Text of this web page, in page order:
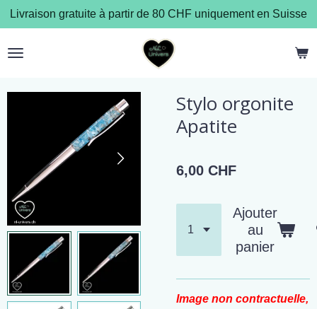
Passer
au
contenu
Livraison gratuite à partir de 80 CHF uniquement en Suisse
Stylo orgonite
Apatite
6,00 CHF
Ajouter
au
panier
Image non contractuelle,